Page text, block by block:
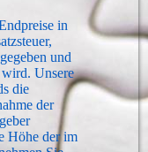
in
und
wird. Unsere
die
der
Höhe der im